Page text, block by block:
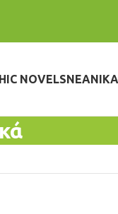
NOVELSΝΕΑΝΙΚΆ